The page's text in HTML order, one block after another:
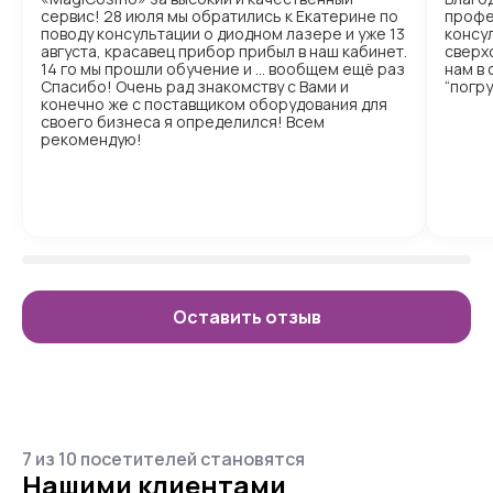
сервис! 28 июля мы обратились к Екатерине по
поводу консультации о диодном лазере и уже 13
августа, красавец прибор прибыл в наш кабинет.
14 го мы прошли обучение и … вообщем ещё раз
Спасибо! Очень рад знакомству с Вами и
конечно же с поставщиком оборудования для
своего бизнеса я определился! Всем
рекомендую!
нам в
Оставить отзыв
7 из 10 посетителей становятся
Нашими клиентами